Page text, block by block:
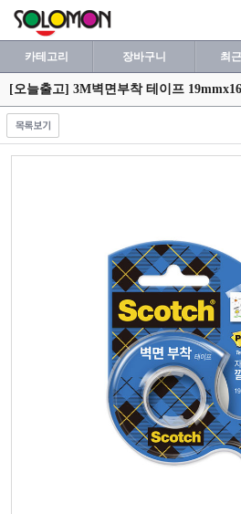
카테고리 장바구니 최
[오늘출고] 3M벽면부착 테이프